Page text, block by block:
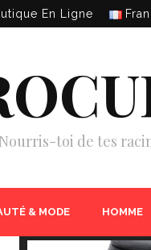
En Ligne
toi de tes
& MODE HOMME